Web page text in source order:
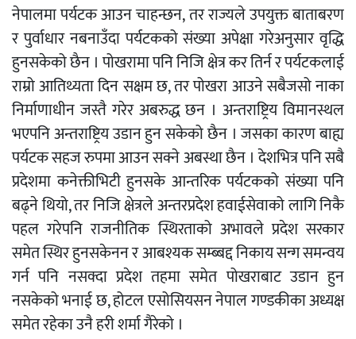
नेपालमा पर्यटक आउन चाहन्छन, तर राज्यले उपयुक्त बाताबरण
र पुर्वाधार नबनाउँदा पर्यटकको संख्या अपेक्षा गरेअनुसार वृद्धि
हुनसकेको छैन । पोखरामा पनि निजि क्षेत्र कर तिर्न र पर्यटकलाई
राम्रो आतिथ्यता दिन सक्षम छ, तर पोखरा आउने सबैजसो नाका
निर्माणाधीन जस्तै गरेर अबरुद्ध छन । अन्तराष्ट्रिय विमानस्थल
भएपनि अन्तराष्ट्रिय उडान हुन सकेको छैन । जसका कारण बाह्य
पर्यटक सहज रुपमा आउन सक्ने अबस्था छैन । देशभित्र पनि सबै
प्रदेशमा कनेक्तीभिटी हुनसके आन्तरिक पर्यटकको संख्या पनि
बढ्ने थियो, तर निजि क्षेत्रले अन्तरप्रदेश हवाईसेवाको लागि निकै
पहल गरेपनि राजनीतिक स्थिरताको अभावले प्रदेश सरकार
समेत स्थिर हुनसकेनन र आबश्यक सम्ब्बद्द निकाय सन्ग समन्वय
गर्न पनि नसक्दा प्रदेश तहमा समेत पोखराबाट उडान हुन
नसकेको भनाई छ, होटल एसोसियसन नेपाल गण्डकीका अध्यक्ष
समेत रहेका उनै हरी शर्मा गैरेको ।